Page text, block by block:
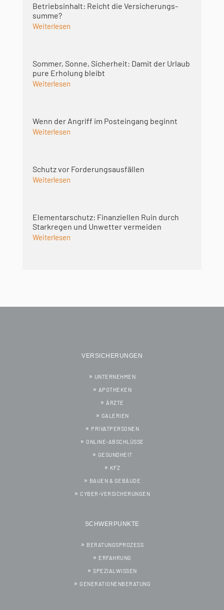
Betriebsinhalt: Reicht die Versicherungs­
summe?
Weiterlesen
Sommer, Sonne, Sicherheit: Damit der Urlaub
pure Erholung bleibt
Weiterlesen
Wenn der Angriff im Posteingang beginnt
Weiterlesen
Schutz vor Forderungsausfällen
Weiterlesen
Elementarschutz: Finanziellen Ruin durch
Starkregen und Unwetter vermeiden
Weiterlesen
VERSICHERUNGEN
UNTERNEHMEN
APOTHEKEN
ÄRZTE
GALERIEN
PRIVATPERSONEN
ONLINE-ABSCHLÜSSE
GESUNDHEIT
KFZ
BAUEN & GEBÄUDE
CYBER-VERSICHERUNGEN
SCHWERPUNKTE
BERATUNGSPROZESS
ERFAHRUNG
SPEZIALWISSEN
GENERATIONENBERATUNG